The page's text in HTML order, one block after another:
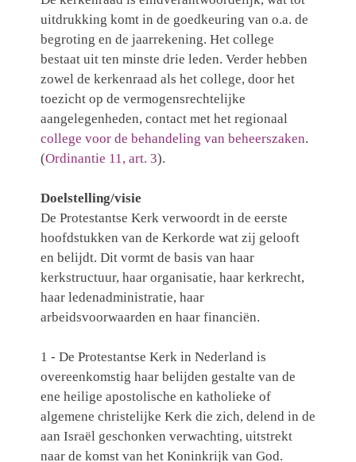
uitdrukking komt in de goedkeuring van o.a. de
begroting en de jaarrekening. Het college
bestaat uit ten minste drie leden. Verder hebben
zowel de kerkenraad als het college, door het
toezicht op de vermogensrechtelijke
aangelegenheden, contact met het regionaal
college voor de behandeling van beheerszaken.
(Ordinantie 11, art. 3).
Doelstelling/visie
De Protestantse Kerk verwoordt in de eerste
hoofdstukken van de Kerkorde wat zij gelooft
en belijdt. Dit vormt de basis van haar
kerkstructuur, haar organisatie, haar kerkrecht,
haar ledenadministratie, haar
arbeidsvoorwaarden en haar financiën.
1 - De Protestantse Kerk in Nederland is
overeenkomstig haar belijden gestalte van de
ene heilige apostolische en katholieke of
algemene christelijke Kerk die zich, delend in de
aan Israël geschonken verwachting, uitstrekt
naar de komst van het Koninkrijk van God.